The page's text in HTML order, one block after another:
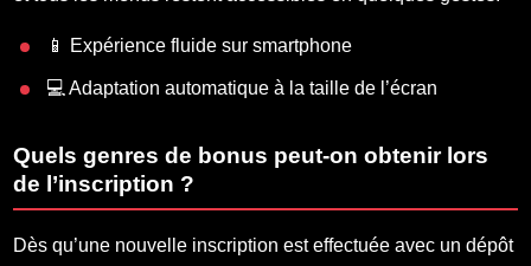
📱 Expérience fluide sur smartphone
💻 Adaptation automatique à la taille de l’écran
Quels genres de bonus peut-on obtenir lors
de l’inscription ?
Dès qu’une nouvelle inscription est effectuée avec un dépôt